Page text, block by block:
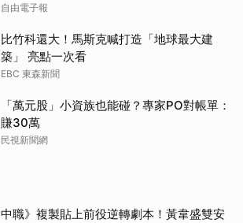
自由電子報
比竹科還大！馬斯克喊打造「地球最大建
築」 亮點一次看
EBC 東森新聞
「萬元股」小資族也能碰？專家PO對帳單：
賺30萬
民視新聞網
中職》複製貼上前役逆轉劇本！黃韋盛雙安